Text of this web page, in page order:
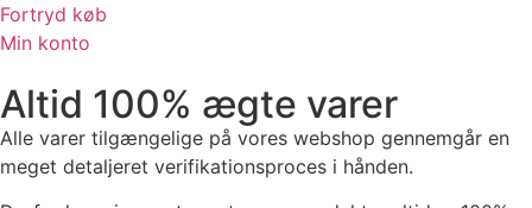
Fortryd køb
Min konto
Altid 100% ægte varer
Alle varer tilgængelige på vores webshop gennemgår en
meget detaljeret verifikationsproces i hånden.